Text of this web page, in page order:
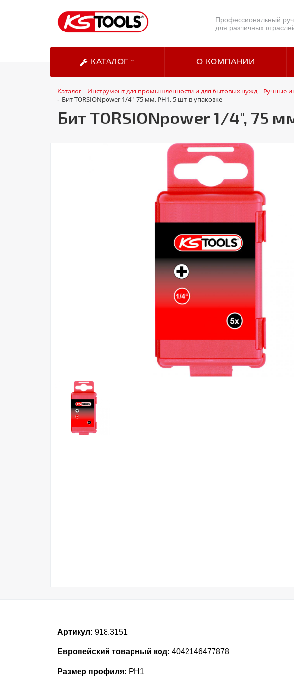
Профессиональный
для различных
КАТАЛОГ О КОМПАНИИ
Каталог- Инструмент для промышленности и для бытовых нужд- Ручные
- Бит TORSIONpower 1/4", 75 мм, PH1, 5 шт. в упаковке
Бит TORSIONpower 1/4", 75
Артикул: 918.3151
Европейский товарный код: 4042146477878
Размер профиля: PH1